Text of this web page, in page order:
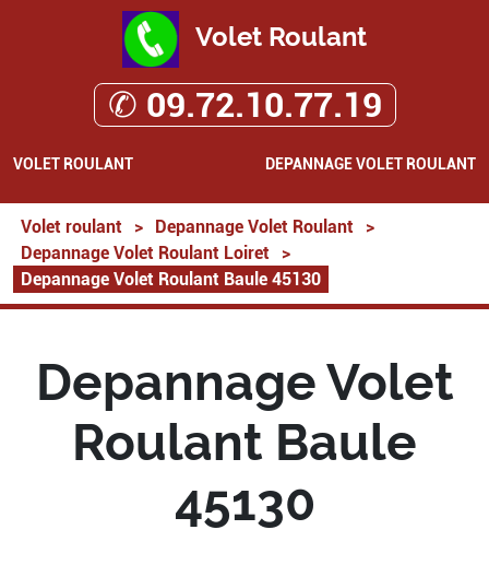
Volet Roulant
✆ 09.72.10.77.19
VOLET ROULANT DEPANNAGE VOLET ROULANT
Volet roulant > Depannage Volet Roulant
>
Depannage Volet Roulant Loiret
>
Depannage Volet Roulant Baule 45130
Depannage Volet
Roulant Baule
45130